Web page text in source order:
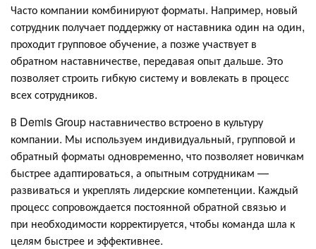
Часто компании комбинируют форматы. Например, новый
сотрудник получает поддержку от наставника один на один,
проходит групповое обучение, а позже участвует в
обратном наставничестве, передавая опыт дальше. Это
позволяет строить гибкую систему и вовлекать в процесс
всех сотрудников.
В Demis Group наставничество встроено в культуру
компании. Мы используем индивидуальный, групповой и
обратный форматы одновременно, что позволяет новичкам
быстрее адаптироваться, а опытным сотрудникам —
развиваться и укреплять лидерские компетенции. Каждый
процесс сопровождается постоянной обратной связью и
при необходимости корректируется, чтобы команда шла к
целям быстрее и эффективнее.